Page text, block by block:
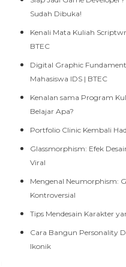
Sudah Dibuka!
Kenali Mata Kuliah
BTEC
Digital Graphic
Mahasiswa IDS | BTEC
Kenalan sama Program
Belajar Apa?
Portfolio Clinic Kembali
Glassmorphism: Efek
Viral
Mengenal Neumorphism:
Kontroversial
Tips Mendesain Karakter
Cara Bangun Personality
Ikonik